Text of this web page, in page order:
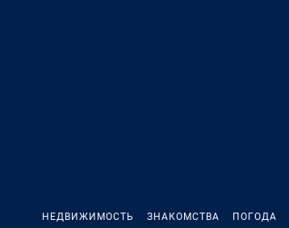
НЕДВИЖИМОСТЬ ЗНАКОМСТВА ПОГОДА